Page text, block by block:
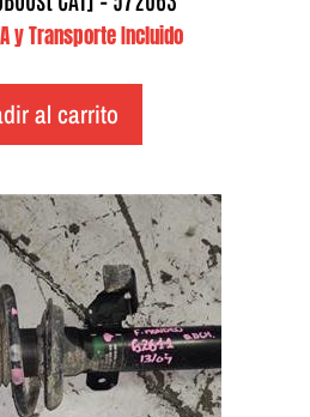
y Transporte Incluido
al carrito